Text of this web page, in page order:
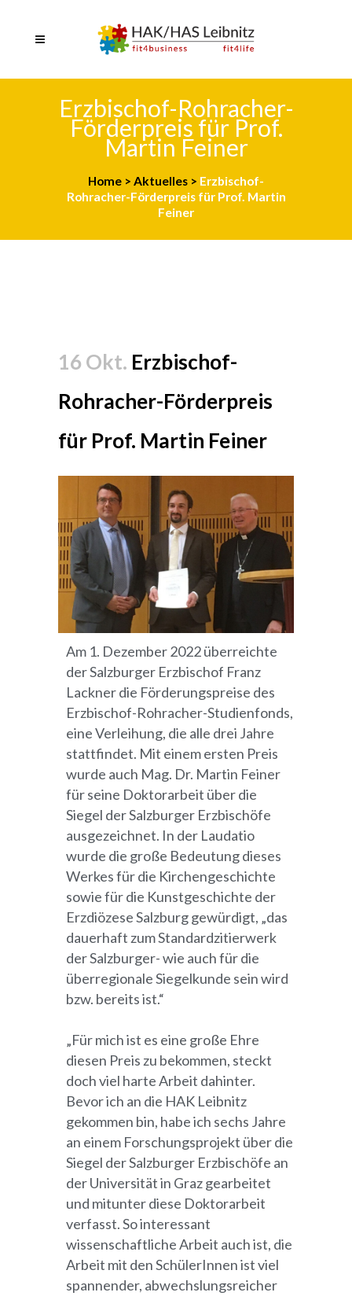
Erzbischof-Rohracher-
Förderpreis für Prof.
Martin Feiner
Home > Aktuelles > Erzbischof-
Rohracher-Förderpreis für Prof. Martin
Feiner
16 Okt. Erzbischof-
Rohracher-Förderpreis
für Prof. Martin Feiner
Am 1. Dezember 2022 überreichte
der Salzburger Erzbischof Franz
Lackner die Förderungspreise des
Erzbischof-Rohracher-Studienfonds,
eine Verleihung, die alle drei Jahre
stattfindet. Mit einem ersten Preis
wurde auch Mag. Dr. Martin Feiner
für seine Doktorarbeit über die
Siegel der Salzburger Erzbischöfe
ausgezeichnet. In der Laudatio
wurde die große Bedeutung dieses
Werkes für die Kirchengeschichte
sowie für die Kunstgeschichte der
Erzdiözese Salzburg gewürdigt, „das
dauerhaft zum Standardzitierwerk
der Salzburger- wie auch für die
überregionale Siegelkunde sein wird
bzw. bereits ist.“
„Für mich ist es eine große Ehre
diesen Preis zu bekommen, steckt
doch viel harte Arbeit dahinter.
Bevor ich an die HAK Leibnitz
gekommen bin, habe ich sechs Jahre
an einem Forschungsprojekt über die
Siegel der Salzburger Erzbischöfe an
der Universität in Graz gearbeitet
und mitunter diese Doktorarbeit
verfasst. So interessant
wissenschaftliche Arbeit auch ist, die
Arbeit mit den SchülerInnen ist viel
spannender, abwechslungsreicher